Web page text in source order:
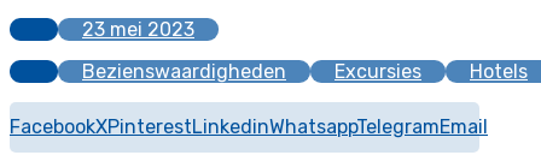
23 mei 2023
Bezienswaardigheden
Excursies Hotels
FacebookXPinterestLinkedinWhatsappTelegramEmail